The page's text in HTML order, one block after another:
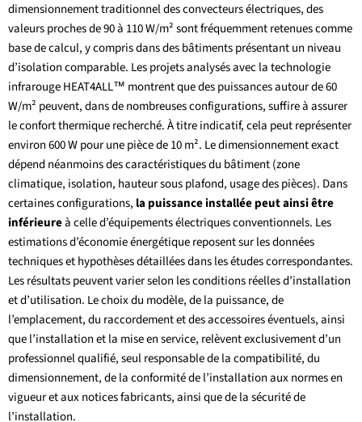
dimensionnement traditionnel des convecteurs électriques, des
valeurs proches de 90 à 110 W/m² sont fréquemment retenues comme
base de calcul, y compris dans des bâtiments présentant un niveau
d’isolation comparable. Les projets analysés avec la technologie
infrarouge HEAT4ALL™ montrent que des puissances autour de 60
W/m² peuvent, dans de nombreuses configurations, suffire à assurer
le confort thermique recherché. À titre indicatif, cela peut représenter
environ 600 W pour une pièce de 10 m². Le dimensionnement exact
dépend néanmoins des caractéristiques du bâtiment (zone
climatique, isolation, hauteur sous plafond, usage des pièces). Dans
certaines configurations, la puissance installée peut ainsi être
inférieureà celle d’équipements électriques conventionnels. Les
estimations d’économie énergétique reposent sur les données
techniques et hypothèses détaillées dans les études correspondantes.
Les résultats peuvent varier selon les conditions réelles d’installation
et d’utilisation. Le choix du modèle, de la puissance, de
l’emplacement, du raccordement et des accessoires éventuels, ainsi
que l’installation et la mise en service, relèvent exclusivement d’un
professionnel qualifié, seul responsable de la compatibilité, du
dimensionnement, de la conformité de l’installation aux normes en
vigueur et aux notices fabricants, ainsi que de la sécurité de
l’installation.